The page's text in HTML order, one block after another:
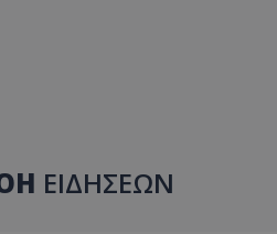
ΕΙΔΗΣΕΩΝ